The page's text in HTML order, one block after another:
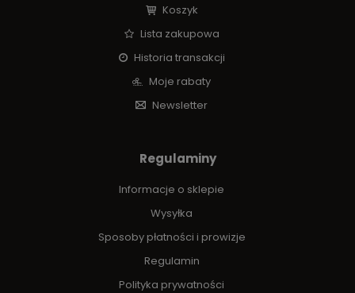
Koszyk
Lista zakupowa
Historia transakcji
Moje rabaty
Newsletter
Regulaminy
Informacje o sklepie
Wysyłka
Sposoby płatności i prowizje
Regulamin
Polityka prywatności